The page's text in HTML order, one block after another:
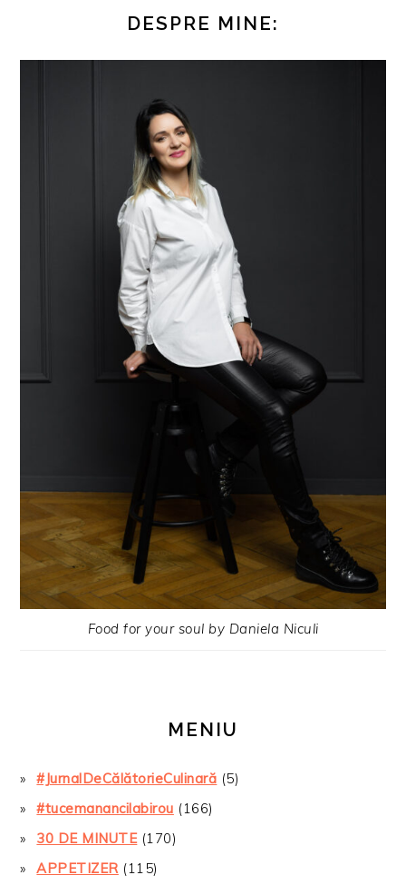
DESPRE MINE:
Food for your soul by Daniela Niculi
MENIU
#JurnalDeCălătorieCulinară (5)
#tucemanancilabirou (166)
30 DE MINUTE(170)
APPETIZER(115)